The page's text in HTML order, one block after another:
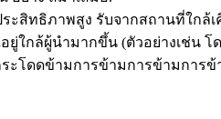
ะสิทธิภาพสูง รับจากสถานที่ใ
ล้ผู้นํามากขึ้น (ตัวอย่างเช่น โด
โดดข้ามการข้ามการข้ามการ